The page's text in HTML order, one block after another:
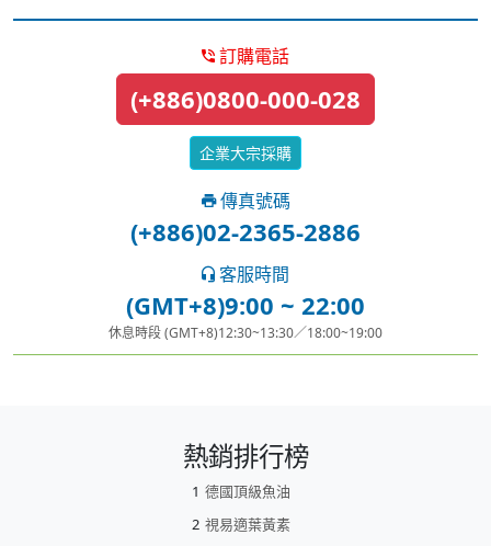
訂購電話
(+886)0800-000-028
企業大宗採購
傳真號碼
(+886)02-2365-2886
客服時間
(GMT+8)9:00 ~ 22:00
休息時段 (GMT+8)12:30~13:30／18:00~19:00
熱銷排行榜
德國頂級魚油
視易適葉黃素